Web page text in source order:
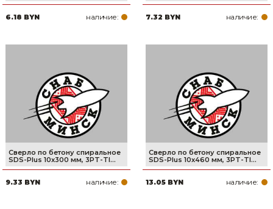
6.18 BYN наличие: 7.32 BYN наличие:
Сверло по бетону спиральное
SDS-Plus 10x300 мм, 3PT-TI...
9.33 BYN наличие:
Сверло по бетону спиральное
SDS-Plus 10x460 мм, 3PT-TI...
13.05 BYN наличие: